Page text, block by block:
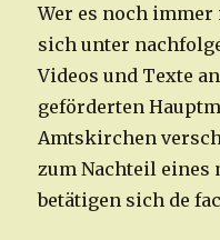
Wer es noch
sich unter
Videos und Texte
geförderten
Amtskirchen
zum Nachteil eines
betätigen sich de